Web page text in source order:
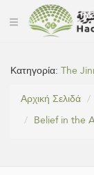
Κατηγορία:The
Αρχική Σελιδά
Belief in the